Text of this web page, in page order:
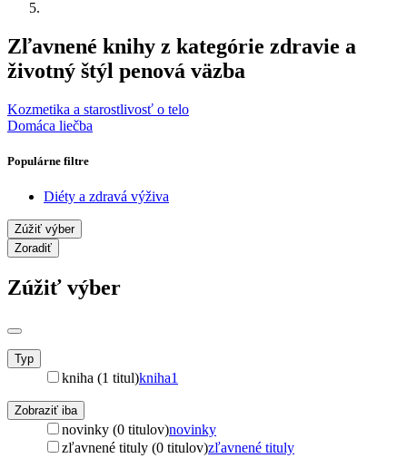
Zľavnené knihy z kategórie zdravie a
životný štýl penová väzba
Kozmetika a starostlivosť o telo
Domáca liečba
Populárne filtre
Diéty a zdravá výživa
Zúžiť výber
Zoradiť
Zúžiť výber
Typ
kniha (1 titul)kniha1
Zobraziť iba
novinky (0 titulov)novinky
zľavnené tituly (0 titulov)zľavnené tituly